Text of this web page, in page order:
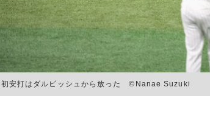
初安打はダルビッシュから放った ©Nanae Suzuki